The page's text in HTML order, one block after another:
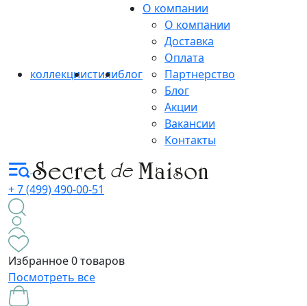
коллекциистилиблог
О компании
О компании
Доставка
Оплата
Партнерство
Блог
Акции
Вакансии
Контакты
+ 7 (499) 490-00-51
Избранное0 товаров
Посмотреть все